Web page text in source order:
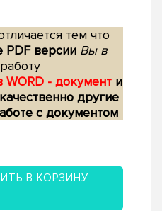
тем что
PDF версии Вы в
- документ и
другие
с документом
В КОРЗИНУ